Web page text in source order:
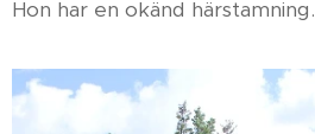
Hon har en okänd härstamning.